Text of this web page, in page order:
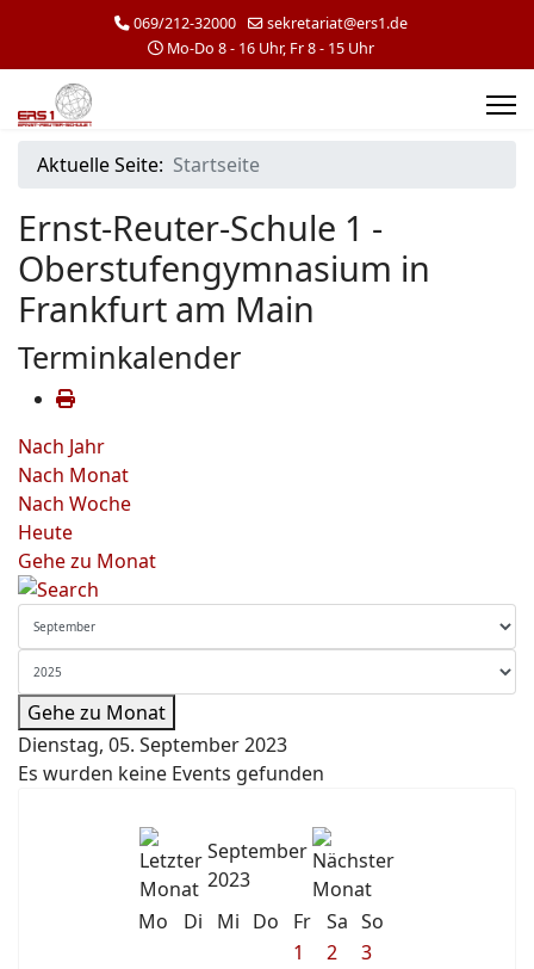
069/212-32000
sekretariat@ers1.de
Mo-Do 8 - 16 Uhr, Fr 8 - 15 Uhr
Aktuelle Seite: Startseite
Ernst-Reuter-Schule 1 -
Oberstufengymnasium in
Frankfurt am Main
Terminkalender
Nach Jahr
Nach Monat
Nach Woche
Heute
Gehe zu Monat
Gehe zu Monat
Dienstag, 05. September 2023
Es wurden keine Events gefunden
September
2023
Mo
Di Mi Do Fr Sa So
1
2
3